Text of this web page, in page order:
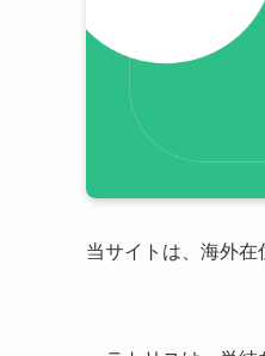
当サイトは、海外